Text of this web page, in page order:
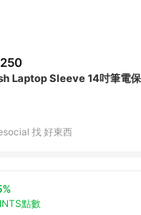
Laptop Sleeve 14吋筆電
找 好東西
點數